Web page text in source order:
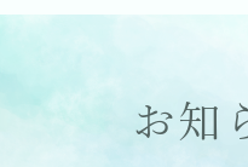
お知